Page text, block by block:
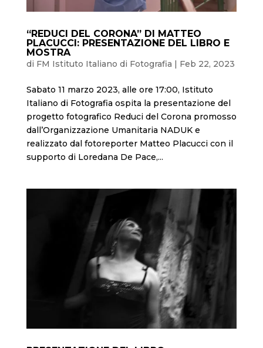
“REDUCI DEL CORONA” DI MATTEO
PLACUCCI: PRESENTAZIONE DEL LIBRO E
MOSTRA
di FM Istituto Italiano di Fotografia | Feb 22, 2023
Sabato 11 marzo 2023, alle ore 17:00, Istituto
Italiano di Fotografia ospita la presentazione del
progetto fotografico Reduci del Corona promosso
dall’Organizzazione Umanitaria NADUK e
realizzato dal fotoreporter Matteo Placucci con il
supporto di Loredana De Pace,...